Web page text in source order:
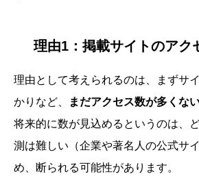
理由1：掲載サイトのアク
理由として考えられるのは、まずサ
かりなど、
まだアクセス数が多くな
将来的に数が見込めるというのは、
測は難しい（企業や著名人の公式サ
め、断られる可能性があります。